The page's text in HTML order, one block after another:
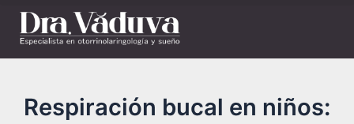
Respiración bucal en niños: